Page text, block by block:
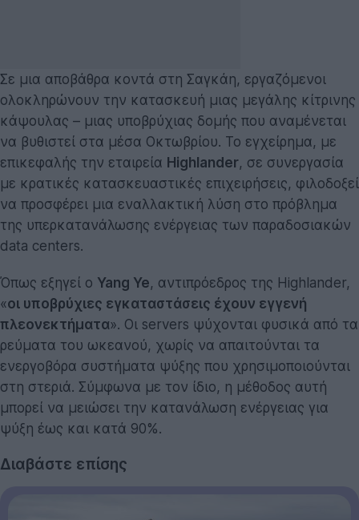
Σε μια αποβάθρα κοντά στη Σαγκάη, εργαζόμενοι
ολοκληρώνουν την κατασκευή μιας μεγάλης κίτρινης
κάψουλας – μιας υποβρύχιας δομής που αναμένεται
να βυθιστεί στα μέσα Οκτωβρίου. Το εγχείρημα, με
επικεφαλής την εταιρεία Highlander, σε συνεργασία
με κρατικές κατασκευαστικές επιχειρήσεις, φιλοδοξεί
να προσφέρει μια εναλλακτική λύση στο πρόβλημα
της υπερκατανάλωσης ενέργειας των παραδοσιακών
data centers.
Όπως εξηγεί ο Yang Ye, αντιπρόεδρος της Highlander,
«οι υποβρύχιες εγκαταστάσεις έχουν εγγενή
πλεονεκτήματα». Οι servers ψύχονται φυσικά από τα
ρεύματα του ωκεανού, χωρίς να απαιτούνται τα
ενεργοβόρα συστήματα ψύξης που χρησιμοποιούνται
στη στεριά. Σύμφωνα με τον ίδιο, η μέθοδος αυτή
μπορεί να μειώσει την κατανάλωση ενέργειας για
ψύξη έως και κατά 90%.
Διαβάστε επίσης